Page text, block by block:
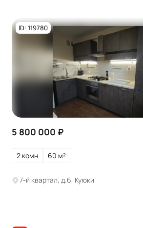
Посмотреть все
фото
ID: 119780
5 800 000 ₽
2 комн 60 м²
7-й квартал, д.6, Куюки